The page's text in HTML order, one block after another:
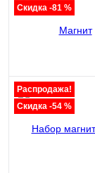
Скидка -81 %
Распродажа!
Скидка -54 %